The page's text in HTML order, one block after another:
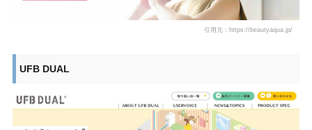
引用元：https://beautyaqua.jp/
UFB DUAL